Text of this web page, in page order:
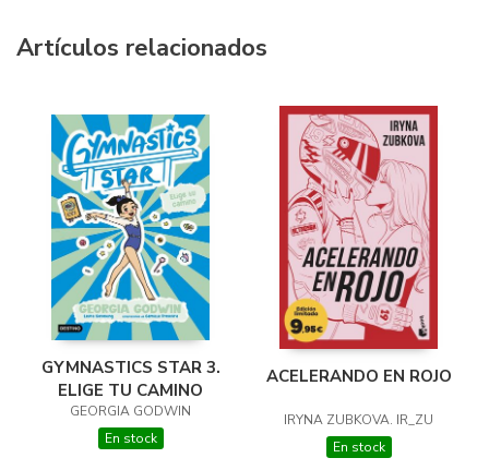
Artículos relacionados
GYMNASTICS STAR 3.
ELIGE TU CAMINO
GEORGIA GODWIN
En stock
ACELERANDO EN ROJO
IRYNA ZUBKOVA. IR_ZU
En stock